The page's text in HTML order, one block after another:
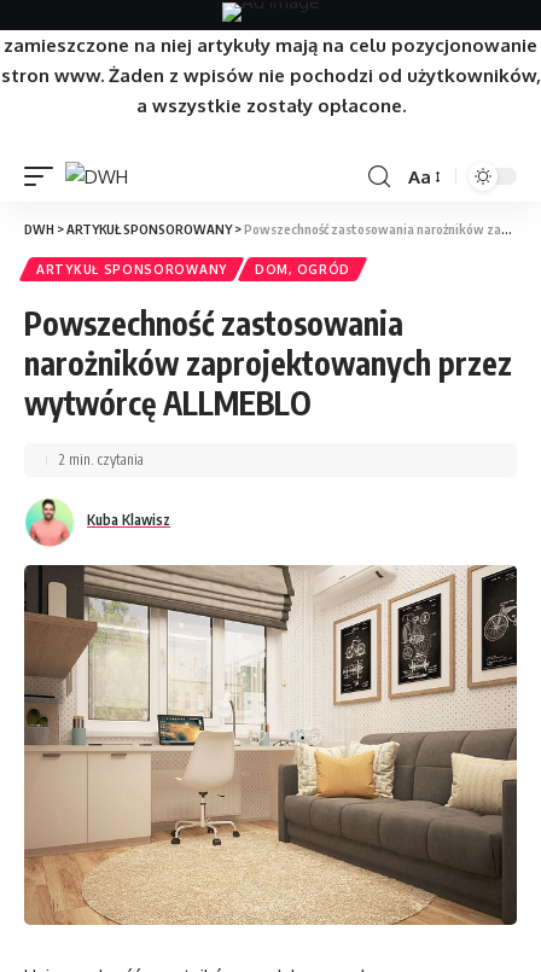
Strona/Blog w całości ma charakter reklamowy, a
zamieszczone na niej artykuły mają na celu pozycjonowanie
stron www. Żaden z wpisów nie pochodzi od użytkowników,
a wszystkie zostały opłacone.
Aa
DWH >ARTYKUŁ SPONSOROWANY>Powszechność zastosowania narożników zaprojektowanych przez wytwórcę ALLMEBLO
ARTYKUŁ SPONSOROWANY DOM, OGRÓD
Powszechność zastosowania
narożników zaprojektowanych przez
wytwórcę ALLMEBLO
Kuba Klawisz
2 min. czytania